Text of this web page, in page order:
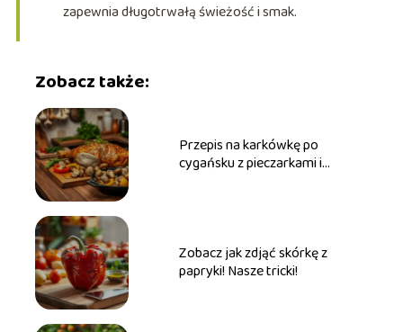
zapewnia długotrwałą świeżość i smak.
Zobacz także:
Przepis na karkówkę po
cygańsku z pieczarkami i
Zobacz jak zdjąć skórkę z
papryki! Nasze tricki!